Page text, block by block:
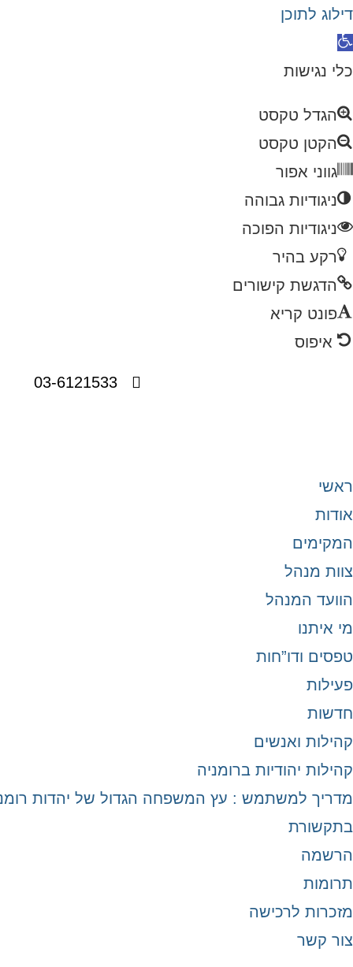
דילוג לתוכן
פ
ת
כלי נגישות
הגדל טקסט
הקטן טקסט
גווני אפור
ניגודיות גבוהה
ניגודיות הפוכה
רקע בהיר
הדגשת קישורים
פונט קריא
איפוס
03-6121533
ראשי
אודות
המקימים
צוות מנהל
הוועד המנהל
מי איתנו
טפסים ודו”חות
פעילות
חדשות
קהילות ואנשים
קהילות יהודיות ברומניה
מדריך למשתמש : עץ המשפחה הגדול של יהדות
בתקשורת
הרשמה
תרומות
מזכרות לרכישה
צור קשר